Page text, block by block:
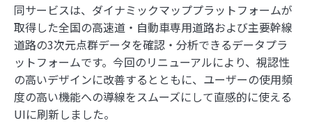
同サービスは、ダイナミックマッププラットフォームが
取得した全国の高速道・自動車専用道路および主要幹線
道路の3次元点群データを確認・分析できるデータプラ
ットフォームです。今回のリニューアルにより、視認性
の高いデザインに改善するとともに、ユーザーの使用頻
度の高い機能への導線をスムーズにして直感的に使える
UIに刷新しました。